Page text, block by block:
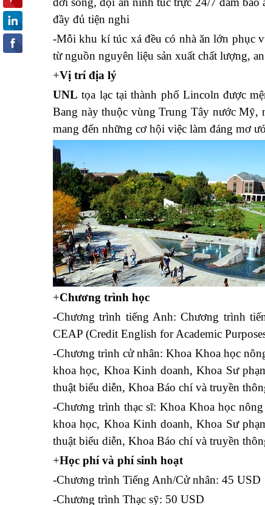
đầy đủ tiện nghi
-Mỗi khu kí túc xá đều có nhà ăn lớn phục
từ nguồn nguyên liệu sản xuất chất lượng,
+Vị trí địa lý
UNL tọa lạc tại thành phố Lincoln được
Bang này thuộc vùng Trung Tây nước Mỹ,
mang đến những cơ hội việc làm đáng mơ
+Chương trình học
-Chương trình tiếng Anh: Chương trình
CEAP (Credit English for Academic
-Chương trình cử nhân: Khoa Khoa học
khoa học, Khoa Kinh doanh, Khoa Sư
thuật biểu diễn, Khoa Báo chí và truyền
-Chương trình thạc sĩ: Khoa Khoa học
khoa học, Khoa Kinh doanh, Khoa Sư
thuật biểu diễn, Khoa Báo chí và truyền
+Học phí và phí sinh hoạt
-Chương trình Tiếng Anh/Cử nhân: 45 USD
-Chương trình Thạc sỹ: 50 USD